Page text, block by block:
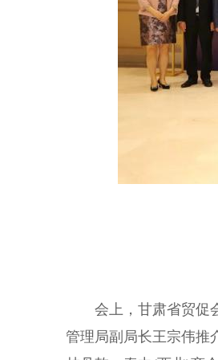
会上，甘肃省贸促会
管理局副局长王宗伟推